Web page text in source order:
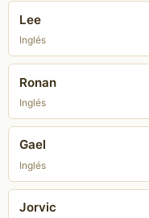
Lee
Inglés
Ronan
Inglés
Gael
Inglés
Jorvic